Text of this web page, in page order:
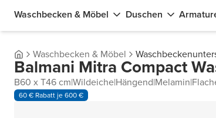
Waschbecken & Möbel Duschen
Waschbecken & Möbel
Balmani Mitra Compact
B60 x T46 cm|Wildeiche|Hängend|Melamin|
60 € Rabatt je 600 €